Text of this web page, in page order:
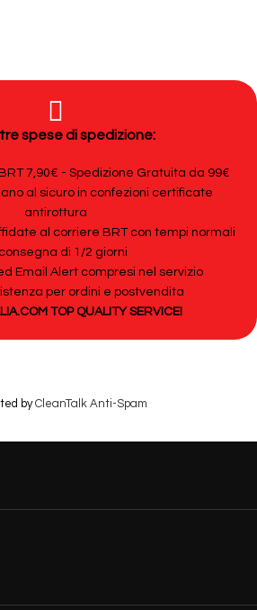
spese di spedizione:
7,90€ - Spedizione Gratuita da 99€
al sicuro in confezioni certificate
antirottura
al corriere BRT con tempi normali
di 1/2 giorni
Email Alert compresi nel servizio
per ordini e postvendita
TOP QUALITY SERVICE!
byCleanTalk Anti-Spam